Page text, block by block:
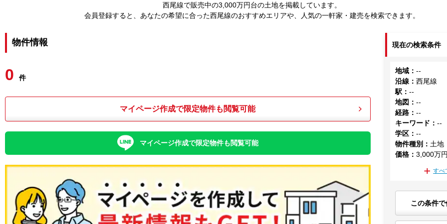
西尾線で販売中の3,000万円台の土地を掲載しています。
会員登録すると、あなたの希望に合った西尾線のおすすめエリアや、人気の一軒家・建売を検索できます。
物件情報
0 件
マイページ作成で限定物件も閲覧可能
マイページ作成で限定物件も閲覧可能
現在の検索条件
地域 ：--
沿線 ：西尾線
駅 ：--
地図 ：--
経路 ：--
キーワード ：--
学区 ：--
物件種別 ： 土地
価格 ：3,000万
すべ
この条件